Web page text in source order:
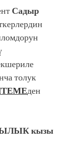
Садыр
толук
ден
кызы